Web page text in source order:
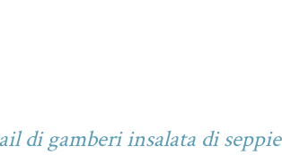
di gamberi insalata di seppie